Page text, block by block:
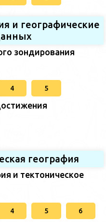
и географические
зондирования
4 5
география
и тектоническое
4 5 6